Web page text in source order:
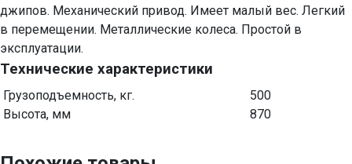
джипов. Механический привод. Имеет малый вес. Легкий
в перемещении. Металлические колеса. Простой в
эксплуатации.
Технические характеристики
Грузоподъемность, кг.
500
Высота, мм
870